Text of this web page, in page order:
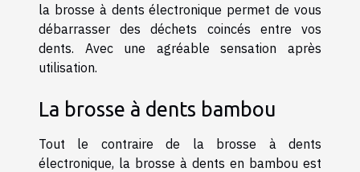
la brosse à dents électronique permet de vous
débarrasser des déchets coincés entre vos
dents. Avec une agréable sensation après
utilisation.
La brosse à dents bambou
Tout le contraire de la brosse à dents
électronique, la brosse à dents en bambou est